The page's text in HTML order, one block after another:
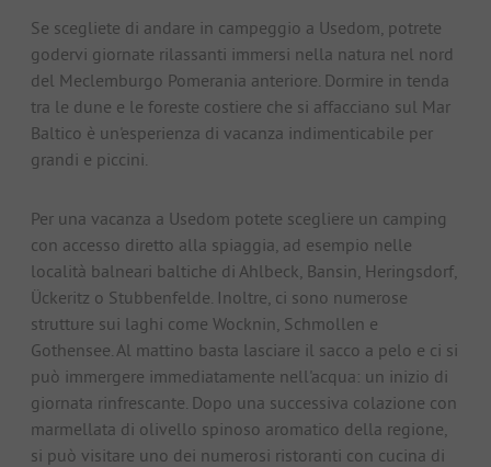
Se scegliete di andare in campeggio a Usedom, potrete
godervi giornate rilassanti immersi nella natura nel nord
del Meclemburgo Pomerania anteriore. Dormire in tenda
tra le dune e le foreste costiere che si affacciano sul Mar
Baltico è un'esperienza di vacanza indimenticabile per
grandi e piccini.
Per una vacanza a Usedom potete scegliere un camping
con accesso diretto alla spiaggia, ad esempio nelle
località balneari baltiche di Ahlbeck, Bansin, Heringsdorf,
Ückeritz o Stubbenfelde. Inoltre, ci sono numerose
strutture sui laghi come Wocknin, Schmollen e
Gothensee. Al mattino basta lasciare il sacco a pelo e ci si
può immergere immediatamente nell'acqua: un inizio di
giornata rinfrescante. Dopo una successiva colazione con
marmellata di olivello spinoso aromatico della regione,
si può visitare uno dei numerosi ristoranti con cucina di